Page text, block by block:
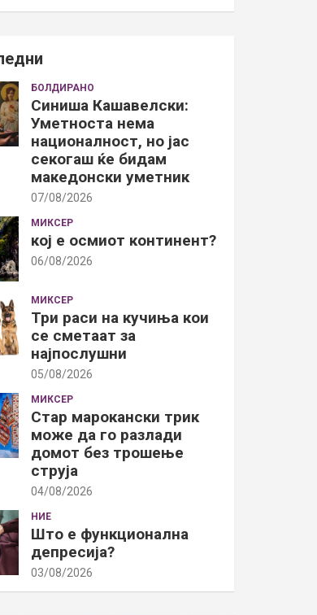
БОЛДИРАНО
Синиша Кашавелски:
Уметноста нема
националност, но јас
секогаш ќе бидам
македонски уметник
07/08/2026
МИКСЕР
кој е осмиот континент?
06/08/2026
МИКСЕР
Три раси на кучиња кои
се сметаат за
најпослушни
05/08/2026
МИКСЕР
Стар марокански трик
може да го разлади
домот без трошење
струја
04/08/2026
НИЕ
Што е функционална
депресија?
03/08/2026